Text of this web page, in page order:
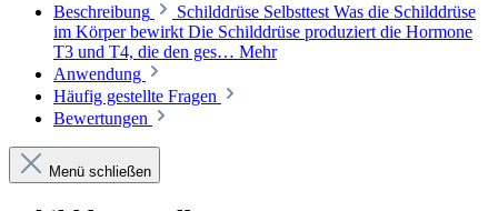
Beschreibung
Schilddrüse Selbsttest Was die Schilddrüse
im Körper bewirkt Die Schilddrüse produziert die Hormone
T3 und T4, die den ges… Mehr
Anwendung
Häufig gestellte Fragen
Bewertungen
Menü schließen